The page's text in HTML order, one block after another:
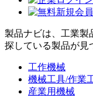
製品ナビは、工業製
探している製品が見
工作機械
機械工具/作業
産業用機械